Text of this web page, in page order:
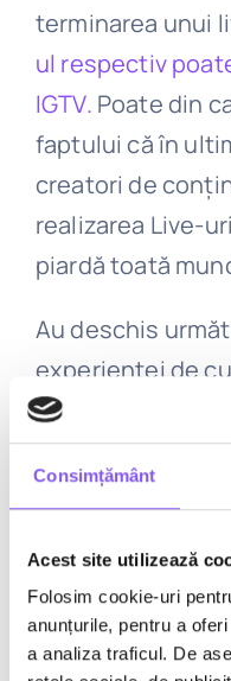
Consimțământ
Acest site utilizează
Folosim cookie-uri
anunțurile, pentru a
a analiza traficul. De
terminarea unui
ul respectiv
IGTV. Poate din
faptului că în
creatori de
realizarea Live-
piardă toată
Au deschis
experienței de
adăugarea unei
tab-ul de
gamă de
https://bit.ly/
Vei putea rula